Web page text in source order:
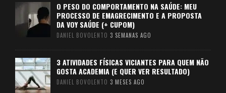
O PESO DO COMPORTAMENTO NA SAÚDE: MEU
PROCESSO DE EMAGRECIMENTO E A PROPOSTA
DA VOY SAÚDE (+ CUPOM)
DANIEL BOVOLENTO 3 SEMANAS AGO
3 ATIVIDADES FÍSICAS VICIANTES PARA QUEM NÃO
GOSTA ACADEMIA (E QUER VER RESULTADO)
DANIEL BOVOLENTO 3 MESES AGO